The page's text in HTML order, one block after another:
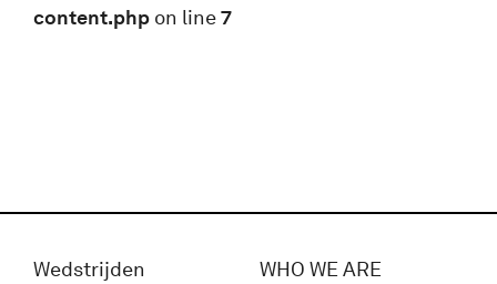
content.php on line7
Wedstrijden
WHO WE ARE